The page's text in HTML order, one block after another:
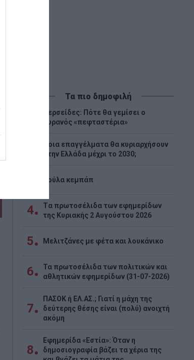
Τα πιο δημοφιλή
Περσείδες: Πότε θα γεμίσει ο
ουρανός «πεφταστέρια»
Ποια επαγγέλματα θα κυριαρχήσουν
στην Ελλάδα μέχρι το 2030;
Λούλα κεμπάπ
4
Tα πρωτοσέλιδα των εφημερίδων
της Κυριακής 2 Αυγούστου 2026
5 Μελιτζάνες με φέτα και λουκάνικο
6
Τα πρωτοσέλιδα των πολιτικών και
αθλητικών εφημερίδων (31-07-2026)
7
ΠΑΣΟΚ ή ΕΛ.ΑΣ.; Γιατί η μάχη της
δεύτερης θέσης είναι (πολύ) ανοιχτή
ακόμη
8
Εφημερίδα «Εστία»: Όταν η
δημοσιογραφία βάζει τα χέρια της